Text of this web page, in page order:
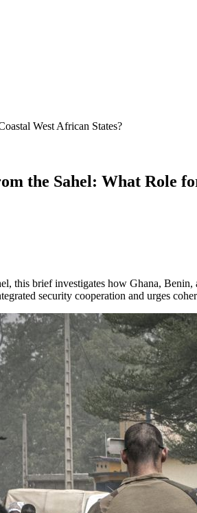
West African States?
the Sahel: What Role
this brief investigates how Ghana,
security cooperation and urges